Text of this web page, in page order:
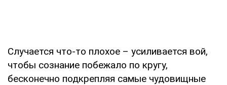
Случается что-то плохое – усиливается вой,
чтобы сознание побежало по кругу,
бесконечно подкрепляя самые чудовищные